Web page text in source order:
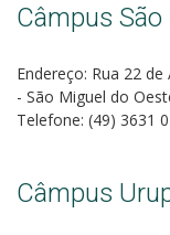
Câmpus
Endereço: Rua 22
- São Miguel do
Telefone: (49) 3631
Câmpus